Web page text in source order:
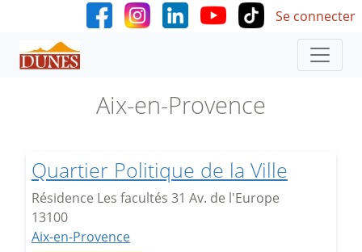
Aller au contenu principal User
Se connecter
Aix-en-Provence
Quartier Politique de la Ville
Résidence Les facultés 31 Av. de l'Europe
13100
Aix-en-Provence